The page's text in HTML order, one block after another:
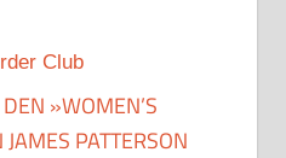
»WOMEN’S
PATTERSON